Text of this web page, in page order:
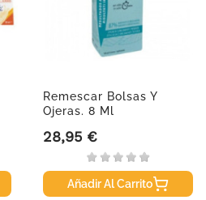
Remescar Bolsas Y
Ojeras. 8 Ml
Precio
28,95 €
Añadir Al Carrito